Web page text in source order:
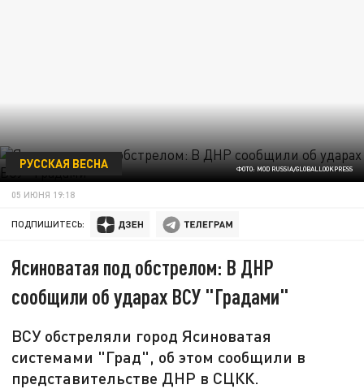
ФОТО: MOD RUSSIA/GLOBALLOOKPRESS
РУССКАЯ ВЕСНА
05 ИЮНЯ 19:18
ПОДПИШИТЕСЬ:
Ясиноватая под обстрелом: В ДНР
сообщили об ударах ВСУ "Градами"
ВСУ обстреляли город Ясиноватая
системами "Град", об этом сообщили в
представительстве ДНР в СЦКК.